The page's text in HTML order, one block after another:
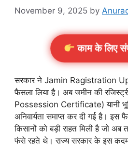
November 9, 2025 by
काम के लिए
सरकार ने Jamin Ragistration
फैसला लिया है। अब जमीन की
Possession Certificate) यानी
अनिवार्यता समाप्त कर दी गई है।
किसानों को बड़ी राहत मिली है जो
फंसे रहते थे। राज्य सरकार के इस